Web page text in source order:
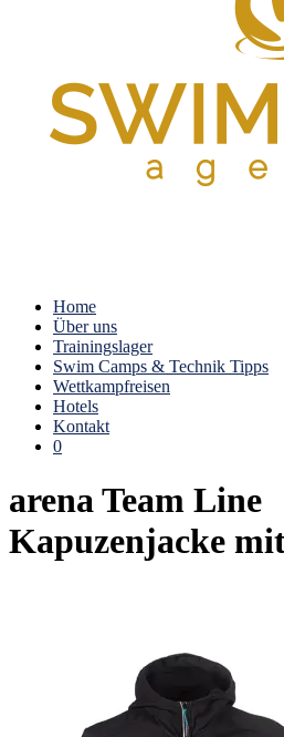
Home
Über uns
Trainingslager
Swim Camps & Technik Tipps
Wettkampfreisen
Hotels
Kontakt
0
arena Team Line
Kapuzenjacke